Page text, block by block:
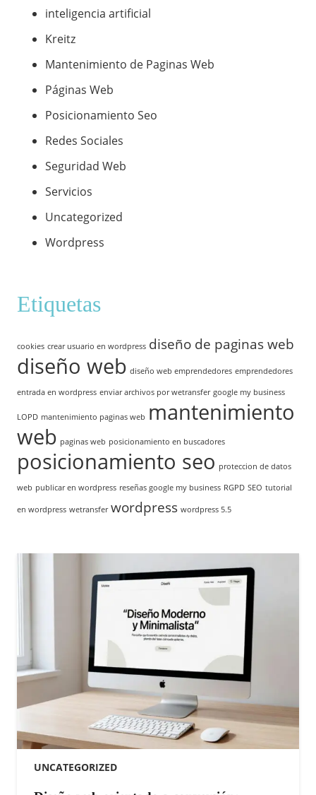
inteligencia artificial
Kreitz
Mantenimiento de Paginas Web
Páginas Web
Posicionamiento Seo
Redes Sociales
Seguridad Web
Servicios
Uncategorized
Wordpress
Etiquetas
cookies crear usuario en wordpress diseño de paginas web
diseño web diseño web emprendedores emprendedores
entrada en wordpress enviar archivos por wetransfer google my business
LOPD mantenimiento paginas web mantenimiento
web paginas web posicionamiento en buscadores
posicionamiento seo proteccion de datos
web publicar en wordpress reseñas google my business RGPD SEO tutorial
en wordpress wetransfer wordpress wordpress 5.5
UNCATEGORIZED